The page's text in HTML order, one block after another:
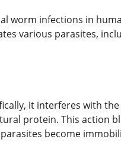
worm infections in
various parasites,
it interferes with
protein. This action
become